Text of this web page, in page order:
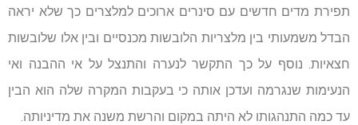
תפירת מדים חדשים עם סינרים ארוכים למלצרים כך שלא יראה
הבדל משמעותי בין מלצריות הלובשות מכנסיים ובין אלו שלובשות
חצאיות. נוסף על כך התקשר לנערה והתנצל על אי ההבנה ואי
הנעימות שנגרמה ועדכן אותה כי בעקבות המקרה שלה הוא הבין
עד כמה התנהגותו לא היתה במקום והרשת משנה את מדיניותה.